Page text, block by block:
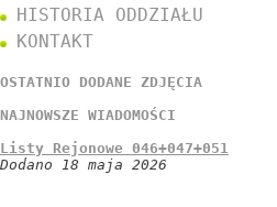
HISTORIA ODDZIAŁU
KONTAKT
OSTATNIO DODANE ZDJĘCIA
NAJNOWSZE WIADOMOŚCI
Listy Rejonowe 046+047+051
Dodano 18 maja 2026